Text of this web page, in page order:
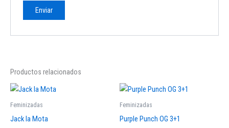
Productos relacionados
Feminizadas
Jack la Mota
productoFeminizadas
Purple Punch OG 3+1